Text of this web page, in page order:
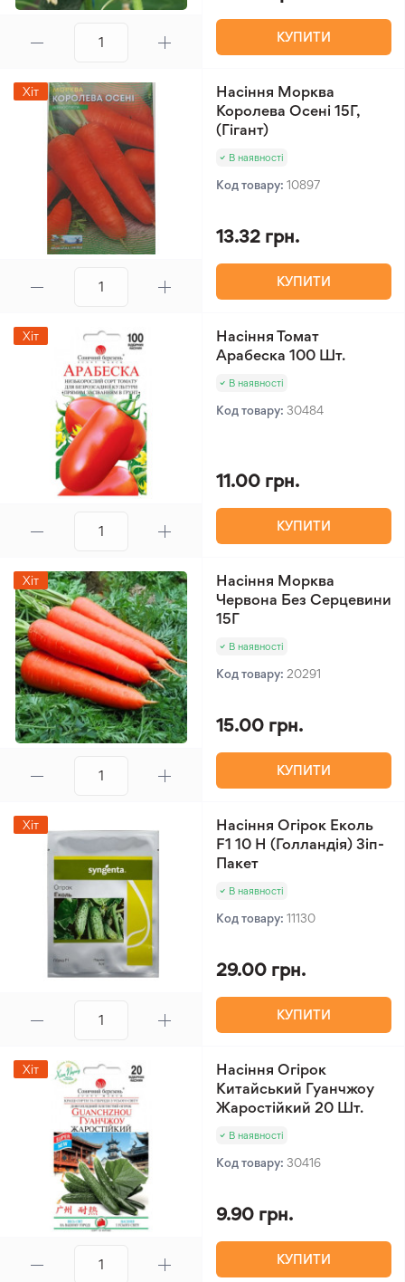
КУПИТИ
Хіт
Насіння Морква
Королева Осені 15Г,
(Гігант)
В наявності
Код товару: 10897
13.32 грн.
КУПИТИ
Хіт
Насіння Томат
Арабеска 100 Шт.
В наявності
Код товару: 30484
11.00 грн.
КУПИТИ
Хіт
Насіння Морква
Червона Без Серцевини
15Г
В наявності
Код товару: 20291
15.00 грн.
КУПИТИ
Хіт
Насіння Огірок Еколь
F1 10 Н (Голландія) Зіп-
Пакет
В наявності
Код товару: 11130
29.00 грн.
КУПИТИ
Хіт
Насіння Огірок
Китайський Гуанчжоу
Жаростійкий 20 Шт.
В наявності
Код товару: 30416
9.90 грн.
КУПИТИ